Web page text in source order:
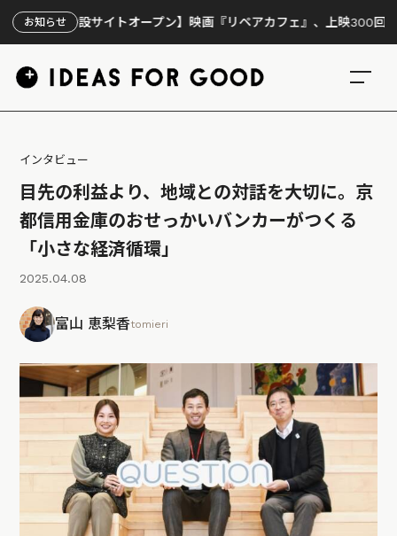
お知らせ
設サイトオープン】映画『リペアカフェ』、上映300回の先で見えて
インタビュー
目先の利益より、地域との対話を大切に。京
都信用金庫のおせっかいバンカーがつくる
「小さな経済循環」
2025.04.08
富山 恵梨香tomieri